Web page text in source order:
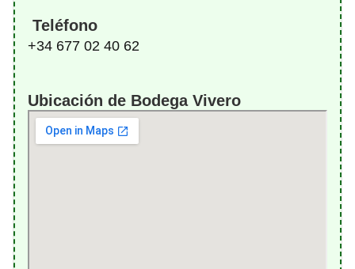
Teléfono
+34 677 02 40 62
Ubicación de Bodega Vivero